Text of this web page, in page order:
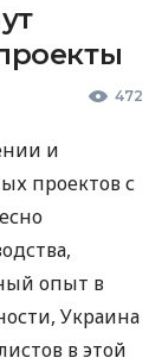
472
и
проектов с
опыт в
Украина
в этой